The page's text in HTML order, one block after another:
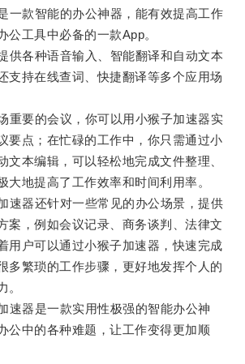
款智能的办公神器，能有效提高工作
公工具中必备的一款App。
各种语音输入、智能翻译和自动文本
支持在线查词、快捷翻译等多个应用场
要的会议，你可以用小猴子加速器实
要点；在忙碌的工作中，你只需通过小
文本编辑，可以轻松地完成文件整理、
大地提高了工作效率和时间利用率。
器还针对一些常见的办公场景，提供
案，例如会议记录、商务谈判、法律文
用户可以通过小猴子加速器，快速完成
多繁琐的工作步骤，更好地发挥个人的
。
器是一款实用性极强的智能办公神
公中的各种难题，让工作变得更加顺